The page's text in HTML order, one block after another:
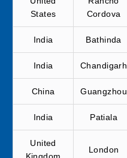
States
Cordova
India Bathinda
India Chandigarh
China Guangzhou
India Patiala
United
London